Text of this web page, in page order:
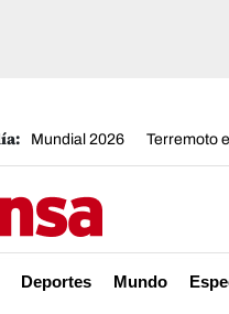
Mundial 2026 Terremoto
Deportes Mundo